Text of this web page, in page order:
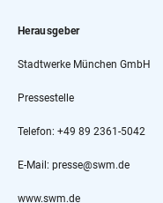
Herausgeber
Stadtwerke München GmbH
Pressestelle
Telefon: +49 89 2361-5042
E-Mail: presse@swm.de
www.swm.de